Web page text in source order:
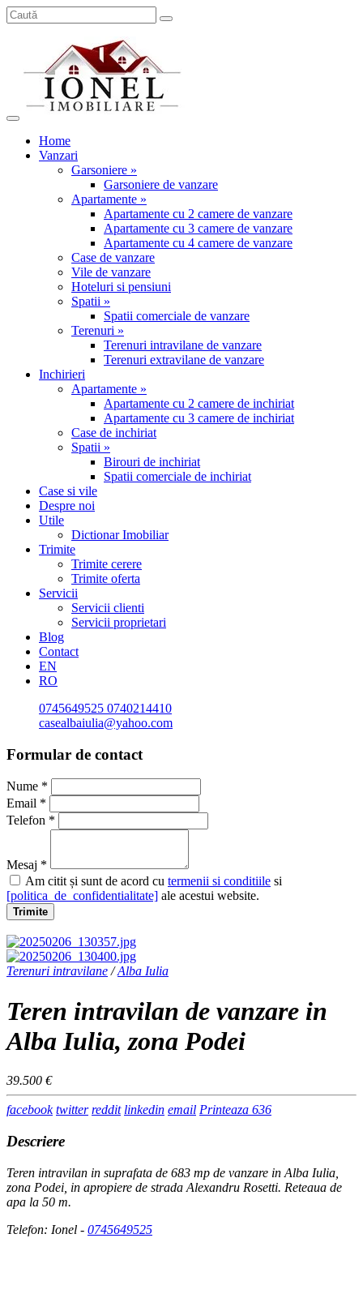
Home
Vanzari
Garsoniere »
Garsoniere de vanzare
Apartamente »
Apartamente cu 2 camere de vanzare
Apartamente cu 3 camere de vanzare
Apartamente cu 4 camere de vanzare
Case de vanzare
Vile de vanzare
Hoteluri si pensiuni
Spatii »
Spatii comerciale de vanzare
Terenuri »
Terenuri intravilane de vanzare
Terenuri extravilane de vanzare
Inchirieri
Apartamente »
Apartamente cu 2 camere de inchiriat
Apartamente cu 3 camere de inchiriat
Case de inchiriat
Spatii »
Birouri de inchiriat
Spatii comerciale de inchiriat
Case si vile
Despre noi
Utile
Dictionar Imobiliar
Trimite
Trimite cerere
Trimite oferta
Servicii
Servicii clienti
Servicii proprietari
Blog
Contact
EN
RO
0745649525 0740214410
casealbaiulia@yahoo.com
Formular de contact
Nume *
Email *
Telefon *
Mesaj *
Am citit și sunt de acord cu termenii si conditiile si
[politica_de_confidentialitate] ale acestui website.
Trimite
Terenuri intravilane/Alba Iulia
Teren intravilan de vanzare in
Alba Iulia, zona Podei
39.500 €
facebook twitter reddit linkedin email Printeaza 636
Descriere
Teren intravilan in suprafata de 683 mp de vanzare in Alba Iulia,
zona Podei, in apropiere de strada Alexandru Rosetti. Reteaua de
apa la 50 m.
Telefon: Ionel - 0745649525